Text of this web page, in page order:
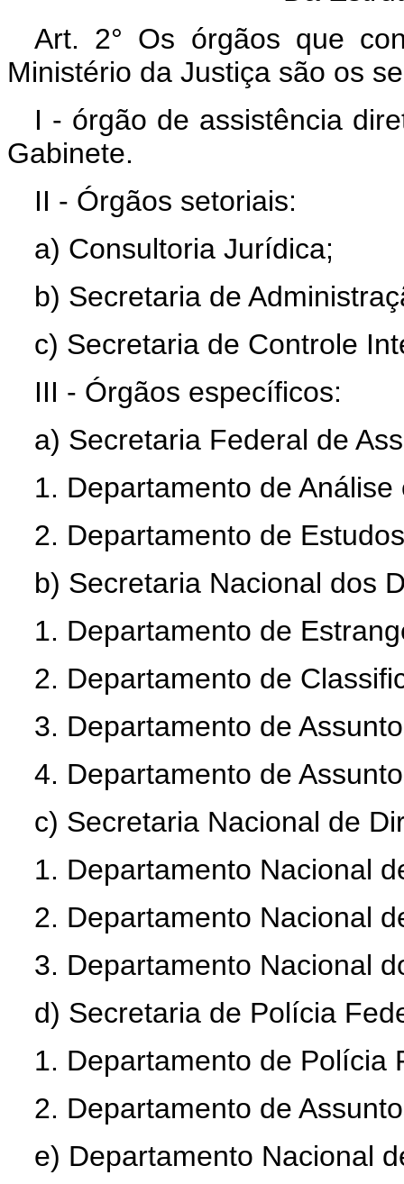
Art. 2° Os órgãos que
Ministério da Justiça são os
I - órgão de assistência
Gabinete.
II - Órgãos setoriais:
a) Consultoria Jurídica;
b) Secretaria de
c) Secretaria de Controle
III - Órgãos específicos:
a) Secretaria Federal de
1. Departamento de
2. Departamento de
b) Secretaria Nacional dos
1. Departamento de
2. Departamento de
3. Departamento de
4. Departamento de
c) Secretaria Nacional de
1. Departamento Nacional
2. Departamento Nacional
3. Departamento Nacional
d) Secretaria de Polícia
1. Departamento de Polícia
2. Departamento de
e) Departamento Nacional